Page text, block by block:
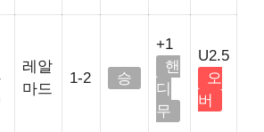
레알
마드
1-2 승
+1
핸
디
무
U2.5
오
버